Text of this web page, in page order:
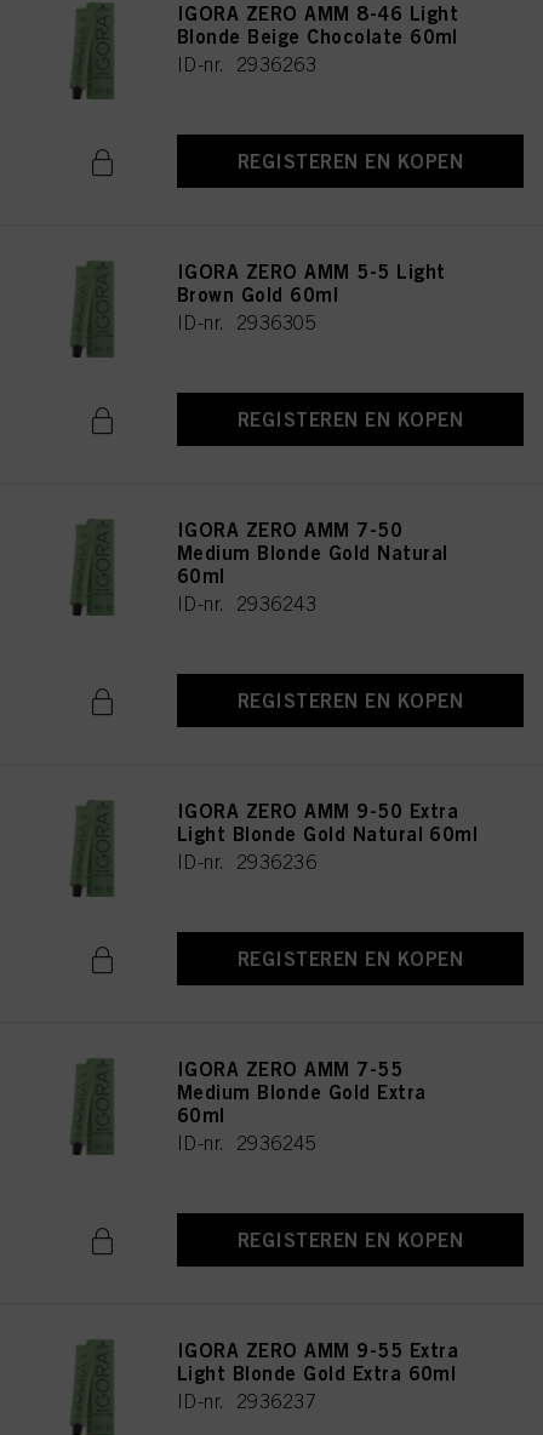
IGORA ZERO AMM 8-46 Light
Blonde Beige Chocolate 60ml
ID-nr. 2936263
REGISTEREN EN KOPEN
IGORA ZERO AMM 5-5 Light
Brown Gold 60ml
ID-nr. 2936305
REGISTEREN EN KOPEN
IGORA ZERO AMM 7-50
Medium Blonde Gold Natural
60ml
ID-nr. 2936243
REGISTEREN EN KOPEN
IGORA ZERO AMM 9-50 Extra
Light Blonde Gold Natural 60ml
ID-nr. 2936236
REGISTEREN EN KOPEN
IGORA ZERO AMM 7-55
Medium Blonde Gold Extra
60ml
ID-nr. 2936245
REGISTEREN EN KOPEN
IGORA ZERO AMM 9-55 Extra
Light Blonde Gold Extra 60ml
ID-nr. 2936237